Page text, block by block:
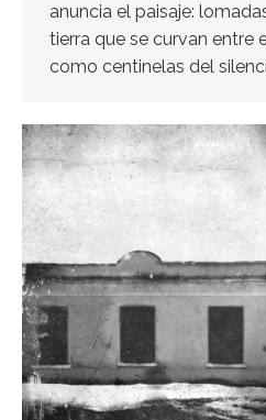
anuncia el paisaje:
tierra que se curvan entre
como centinelas del